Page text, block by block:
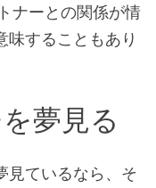
ナーとの関係が情
味することもあり
夢見る
見ているなら、そ